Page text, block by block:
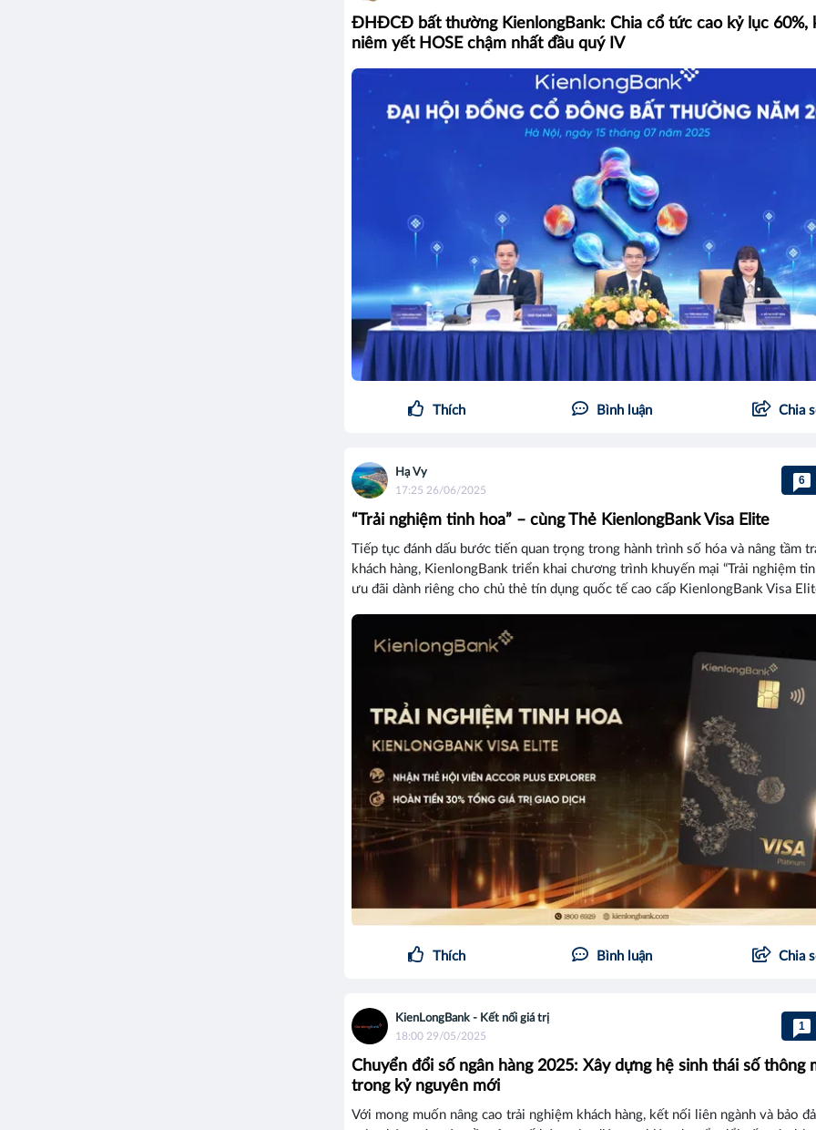
ĐHĐCĐ bất thường KienlongBank: Chia cổ tức cao kỷ lục 60%,
niêm yết HOSE chậm nhất đầu quý IV
Thích Bình luận Chia
Hạ Vy
17:25 26/06/2025
6
“Trải nghiệm tinh hoa” – cùng Thẻ KienlongBank Visa Elite
Tiếp tục đánh dấu bước tiến quan trọng trong hành trình số hóa và nâng tầm
khách hàng, KienlongBank triển khai chương trình khuyến mại “Trải nghiệm
ưu đãi dành riêng cho chủ thẻ tín dụng quốc tế cao cấp KienlongBank Visa
Thích Bình luận Chia
KienLongBank - Kết nối giá trị
18:00 29/05/2025
1
Chuyển đổi số ngân hàng 2025: Xây dựng hệ sinh thái số thông
trong kỷ nguyên mới
Với mong muốn nâng cao trải nghiệm khách hàng, kết nối liên ngành và bảo